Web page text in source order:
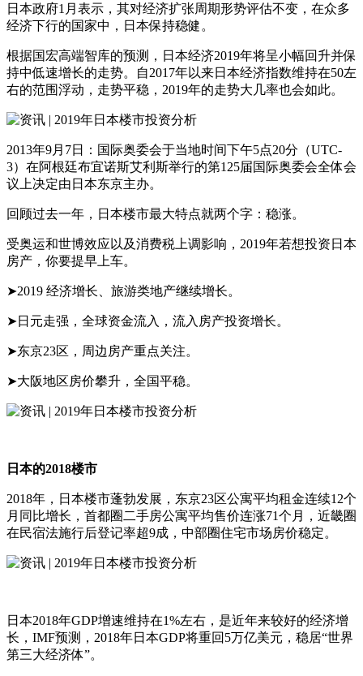
日本政府1月表示，其对经济扩张周期形势评估不变，在众多
经济下行的国家中，日本保持稳健。
根据国宏高端智库的预测，日本经济2019年将呈小幅回升并保
持中低速增长的走势。自2017年以来日本经济指数维持在50左
右的范围浮动，走势平稳，2019年的走势大几率也会如此。
2013年9月7日：国际奥委会于当地时间下午5点20分（UTC-
3）在阿根廷布宜诺斯艾利斯举行的第125届国际奥委会全体会
议上决定由日本东京主办。
回顾过去一年，日本楼市最大特点就两个字：稳涨。
受奥运和世博效应以及消费税上调影响，2019年若想投资日本
房产，你要提早上车。
➤2019 经济增长、旅游类地产继续增长。
➤日元走强，全球资金流入，流入房产投资增长。
➤东京23区，周边房产重点关注。
➤大阪地区房价攀升，全国平稳。
日本的2018楼市
2018年，日本楼市蓬勃发展，东京23区公寓平均租金连续12个
月同比增长，首都圈二手房公寓平均售价连涨71个月，近畿圈
在民宿法施行后登记率超9成，中部圈住宅市场房价稳定。
日本2018年GDP增速维持在1%左右，是近年来较好的经济增
长，IMF预测，2018年日本GDP将重回5万亿美元，稳居“世界
第三大经济体”。